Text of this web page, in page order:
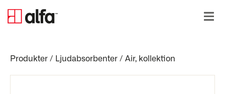
Produkter / Ljudabsorbenter / Air, kollektion